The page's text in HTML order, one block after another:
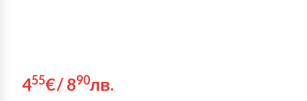
455€/890лв.